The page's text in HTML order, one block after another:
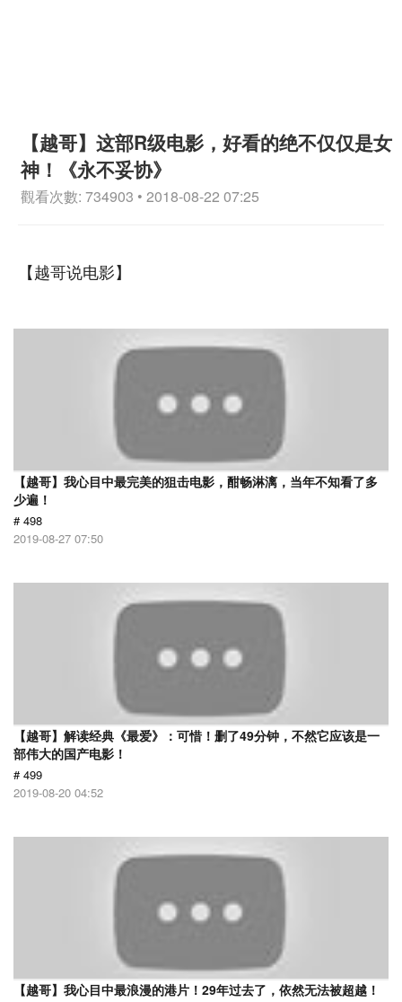
【越哥】这部R级电影，好看的绝不仅仅是女
神！《永不妥协》
觀看次數: 734903 • 2018-08-22 07:25
【越哥说电影】
【越哥】我心目中最完美的狙击电影，酣畅淋漓，当年不知看了多
少遍！
# 498
2019-08-27 07:50
【越哥】解读经典《最爱》：可惜！删了49分钟，不然它应该是一
部伟大的国产电影！
# 499
2019-08-20 04:52
【越哥】我心目中最浪漫的港片！29年过去了，依然无法被超越！